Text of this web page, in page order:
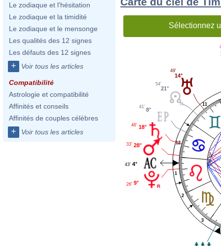
Le zodiaque et l'hésitation
Le zodiaque et la timidité
Le zodiaque et le mensonge
Les qualités des 12 signes
Les défauts des 12 signes
+ Voir tous les articles
Compatibilité
Astrologie et compatibilité
Affinités et conseils
Affinités de couples célèbres
+ Voir tous les articles
Sélectionnez
1
2
3
11
12
14°
49'
21°
54'
8°
41'
18°
46'
28°
33'
4°
43'
9°
26'